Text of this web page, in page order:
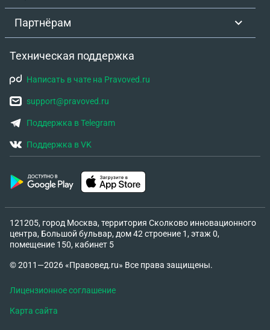
Партнёрам
Техническая поддержка
Написать в чате на Pravoved.ru
support@pravoved.ru
Поддержка в Telegram
Поддержка в VK
121205, город Москва, территория Сколково инновационного
центра, Большой бульвар, дом 42 строение 1, этаж 0,
помещение 150, кабинет 5
© 2011—2026 «Правовед.ru» Все права защищены.
Лицензионное соглашение
Карта сайта